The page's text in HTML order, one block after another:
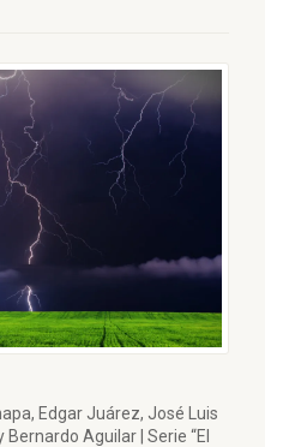
Edgar Juárez, José Luis
Aguilar | Serie “El